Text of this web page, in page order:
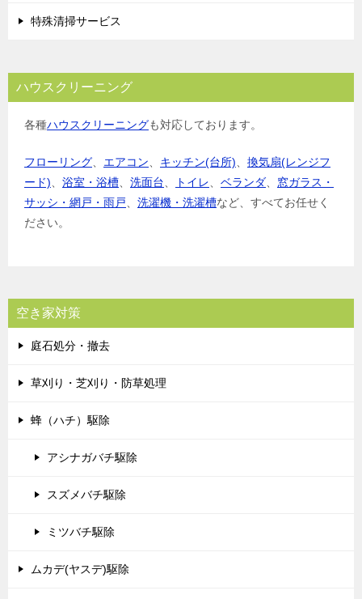
特殊清掃サービス
ハウスクリーニング
各種ハウスクリーニングも対応しております。
フローリング エアコン キッチン(台所)
換気扇(レンジフ
ード)
浴室・浴槽 洗面台 トイレ ベランダ
窓ガラス・
サッシ・網戸・雨戸
洗濯機・洗濯槽など、すべてお任せく
ださい。
空き家対策
庭石処分・撤去
草刈り・芝刈り・防草処理
蜂（ハチ）駆除
アシナガバチ駆除
スズメバチ駆除
ミツバチ駆除
ムカデ(ヤスデ)駆除